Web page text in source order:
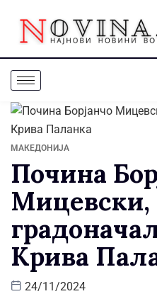
МАКЕДОНИЈА
Почина
Мицевски,
Крива
24/11/2024